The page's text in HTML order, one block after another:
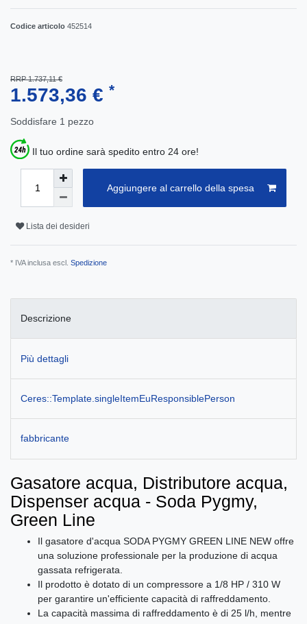
Codice articolo 452514
RRP 1.737,11 €
1.573,36 € *
Soddisfare 1 pezzo
Il tuo ordine sarà spedito entro 24 ore!
Aggiungere al carrello della spesa
Lista dei desideri
* IVA inclusa escl. Spedizione
Descrizione
Più dettagli
Ceres::Template.singleItemEuResponsiblePerson
fabbricante
Gasatore acqua, Distributore acqua,
Dispenser acqua - Soda Pygmy,
Green Line
Il gasatore d'acqua SODA PYGMY GREEN LINE NEW offre
una soluzione professionale per la produzione di acqua
gassata refrigerata.
Il prodotto è dotato di un compressore a 1/8 HP / 310 W
per garantire un'efficiente capacità di raffreddamento.
La capacità massima di raffreddamento è di 25 l/h, mentre